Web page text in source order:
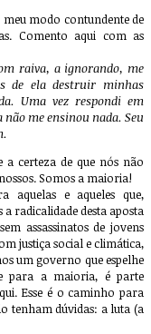
modo contundente de
Comento aqui com as
raiva, a ignorando, me
de ela destruir minhas
Uma vez respondi em
me ensinou nada. Seu
certeza de que nós não
Somos a maioria!
aquelas e aqueles que,
radicalidade desta aposta
assassinatos de jovens
justiça social e climática,
um governo que espelhe
para a maioria, é parte
Esse é o caminho para
tenham dúvidas: a luta (a